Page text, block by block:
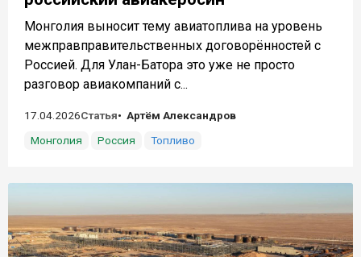
Монголия выносит тему авиатоплива на уровень
межправправительственных договорённостей с
Россией. Для Улан-Батора это уже не просто
разговор авиакомпаний с...
17.04.2026Статья
Артём Александров
Монголия
Россия Топливо